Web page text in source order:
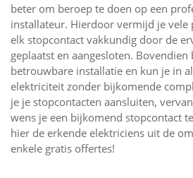
beter om beroep te doen op een
installateur. Hierdoor vermijd je
elk stopcontact vakkundig door de
geplaatst en aangesloten. Bovendien
betrouwbare installatie en kun je in
elektriciteit zonder bijkomende
je je stopcontacten aansluiten,
wens je een bijkomend stopcontact
hier de erkende elektriciens uit de
enkele gratis offertes!